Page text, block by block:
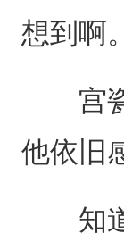
想到啊
宫瓷
他依旧
知道